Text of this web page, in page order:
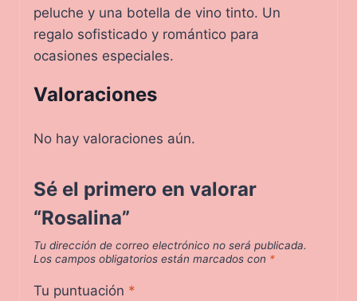
peluche y una botella de vino tinto. Un
regalo sofisticado y romántico para
ocasiones especiales.
Valoraciones
No hay valoraciones aún.
Sé el primero en valorar
“Rosalina”
Tu dirección de correo electrónico no será publicada.
Los campos obligatorios están marcados con *
Tu puntuación *